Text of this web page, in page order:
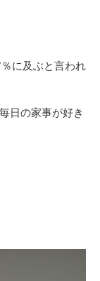
に及ぶと言われ
日の家事が好き